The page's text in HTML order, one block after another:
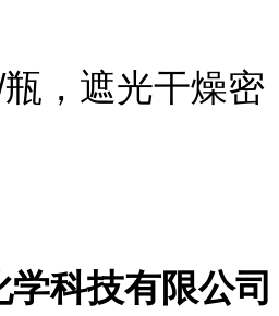
，遮光干燥密
科技有限公司